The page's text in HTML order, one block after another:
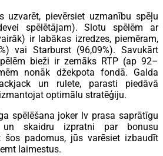
uzvarēt, pievērsiet uzmanību spēļu
spēlētājam). Slotu spēlēm ar
ir labākas izredzes, piemēram,
vai Starburst (96,09%). Savukārt
bieži ir zemāks RTP (ap 92–
nonāk džekpota fondā. Galda
un rulete, parasti piedāvā
optimālu stratēģiju.
spēlēšana joker lv prasa saprātīgu
un skaidru izpratni par bonusu
šos padomus, jūs varēsiet izbaudīt
laimestus.